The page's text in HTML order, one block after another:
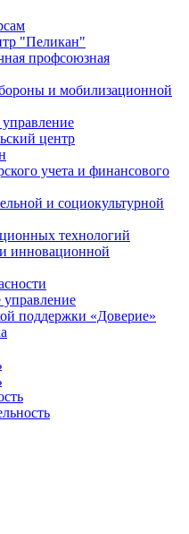
"Пеликан"
профсоюзная
и мобилизационной
центр
учета и финансового
и социокультурной
технологий
инновационной
управление
поддержки «Доверие»